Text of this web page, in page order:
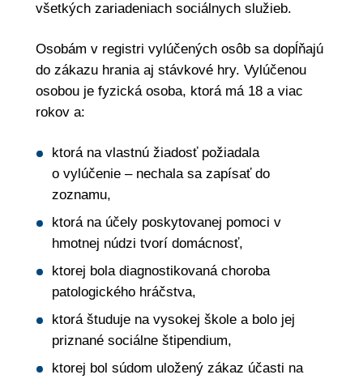
všetkých zariadeniach sociálnych služieb.
Osobám v registri vylúčených osôb sa dopĺňajú
do zákazu hrania aj stávkové hry. Vylúčenou
osobou je fyzická osoba, ktorá má 18 a viac
rokov a:
ktorá na vlastnú žiadosť požiadala
o vylúčenie – nechala sa zapísať do
zoznamu,
ktorá na účely poskytovanej pomoci v
hmotnej núdzi tvorí domácnosť,
ktorej bola diagnostikovaná choroba
patologického hráčstva,
ktorá študuje na vysokej škole a bolo jej
priznané sociálne štipendium,
ktorej bol súdom uložený zákaz účasti na